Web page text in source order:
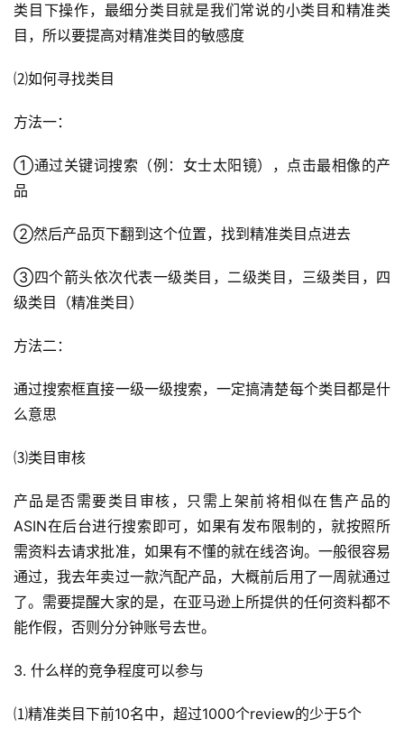
类目下操作，最细分类目就是我们常说的小类目和精准类
目，所以要提高对精准类目的敏感度
⑵如何寻找类目
方法一：
①通过关键词搜索（例：女士太阳镜），点击最相像的产
品
②然后产品页下翻到这个位置，找到精准类目点进去
③四个箭头依次代表一级类目，二级类目，三级类目，四
级类目（精准类目）
方法二：
通过搜索框直接一级一级搜索，一定搞清楚每个类目都是什
么意思
⑶类目审核
产品是否需要类目审核，只需上架前将相似在售产品的
ASIN在后台进行搜索即可，如果有发布限制的，就按照所
需资料去请求批准，如果有不懂的就在线咨询。一般很容易
通过，我去年卖过一款汽配产品，大概前后用了一周就通过
了。需要提醒大家的是，在亚马逊上所提供的任何资料都不
能作假，否则分分钟账号去世。
3. 什么样的竞争程度可以参与
⑴精准类目下前10名中，超过1000个review的少于5个